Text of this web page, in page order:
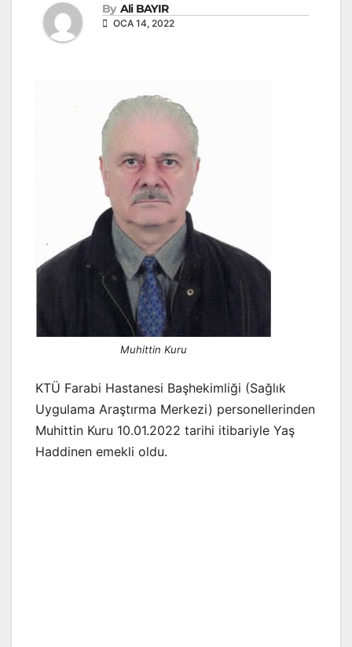
By Ali BAYIR
OCA 14, 2022
Muhittin Kuru
KTÜ Farabi Hastanesi Başhekimliği (Sağlık
Uygulama Araştırma Merkezi) personellerinden
Muhittin Kuru 10.01.2022 tarihi itibariyle Yaş
Haddinen emekli oldu.